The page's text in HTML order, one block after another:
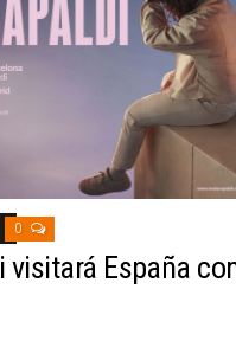
0
visitará España